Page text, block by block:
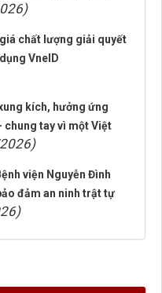
chất lượng giải quyết
VneID
kích, hưởng ứng
chung tay vì một Việt
viện Nguyễn Đình
đảm an ninh trật tự